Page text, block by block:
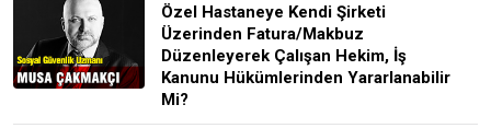
Özel Hastaneye Kendi Şirketi
Üzerinden Fatura/Makbuz
Düzenleyerek Çalışan Hekim, İş
Kanunu Hükümlerinden Yararlanabilir
Mi?